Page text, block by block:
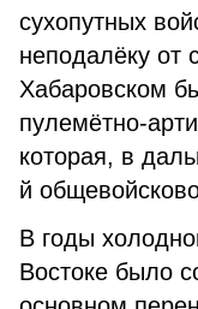
сухопутных
неподалёку от
Хабаровском
пулемётно-
которая, в
й
В годы
Востоке было